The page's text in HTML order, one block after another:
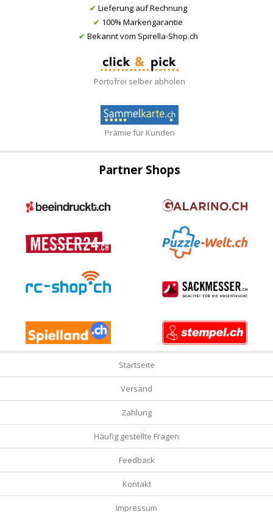
✔ Lieferung auf Rechnung
✔ 100% Markengarantie
✔ Bekannt vom Spirella-Shop.ch
Portofrei selber abholen
Prämie für Kunden
Partner Shops
Startseite
Versand
Zahlung
Häufig gestellte Fragen
Feedback
Kontakt
Impressum